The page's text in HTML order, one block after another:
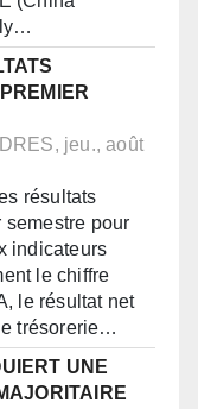
jeu., août
résultats
semestre pour
indicateurs
le chiffre
le résultat net
trésorerie…
UNE